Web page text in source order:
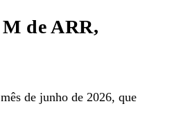
de ARR,
de junho de 2026, que